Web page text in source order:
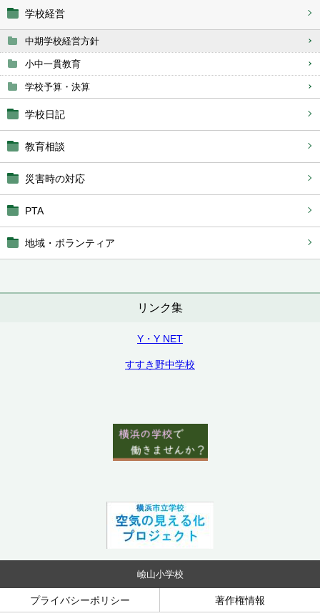
学校経営
中期学校経営方針
小中一貫教育
学校予算・決算
学校日記
教育相談
災害時の対応
PTA
地域・ボランティア
リンク集
Y・Y NET
すすき野中学校
嶮山小学校
プライバシーポリシー 著作権情報